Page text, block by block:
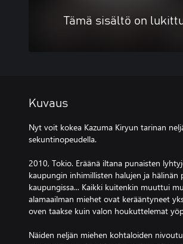
Tämä sisältö on
Kuvaus
Nyt voit kokea Kazuma Kiryun tarinan
sekuntinopeudella.
2010, Tokio. Eräänä iltana punaisten
kaupungin inhimillisten halujen ja
kaupungissa... Kaikki kuitenkin muuttui
alamaailman miehet ovat kerääntyneet
oven taakse kuin valon houkuttelemat
Näiden neljän miehen kohtaloiden